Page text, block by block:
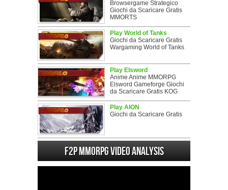
Browsergame Strategico
Giochi da Scaricare Gratis
MMORTS
Play World of Tanks
Giochi da Scaricare Gratis
Wargaming World of Tanks
Play Elsword
Anime Anime MMORPG
Elsword Gameforge Giochi
da Scaricare Gratis KOG
Play AION
Giochi da Scaricare Gratis
F2P MMORPG Video analysis